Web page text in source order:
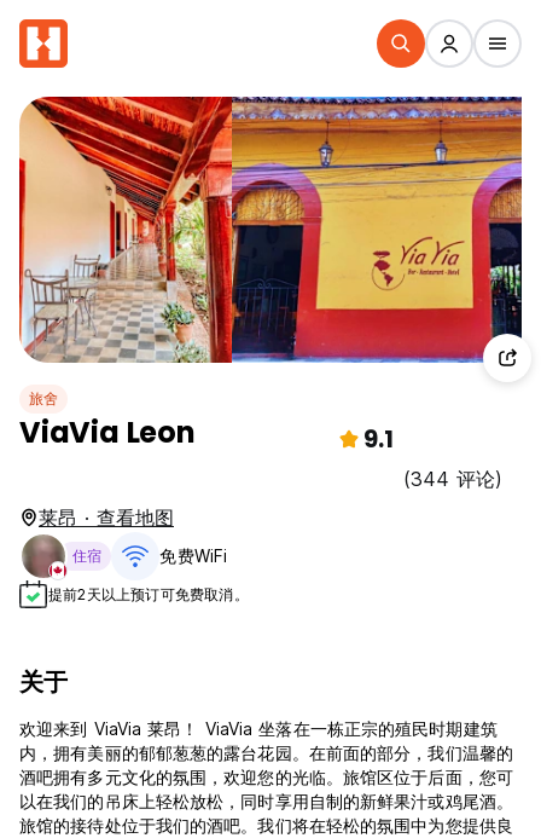
旅舍
ViaVia Leon 9.1
(344 评论)
莱昂 · 查看地图
住宿 免费WiFi
提前2天以上预订可免费取消。
关于
欢迎来到 ViaVia 莱昂！ ViaVia 坐落在一栋正宗的殖民时期建筑
内，拥有美丽的郁郁葱葱的露台花园。在前面的部分，我们温馨的
酒吧拥有多元文化的氛围，欢迎您的光临。旅馆区位于后面，您可
以在我们的吊床上轻松放松，同时享用自制的新鲜果汁或鸡尾酒。
旅馆的接待处位于我们的酒吧。我们将在轻松的氛围中为您提供良